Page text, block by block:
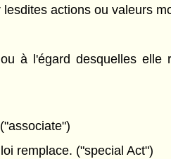
actions ou valeurs
à l'égard desquelles elle
remplace. ("special Act")